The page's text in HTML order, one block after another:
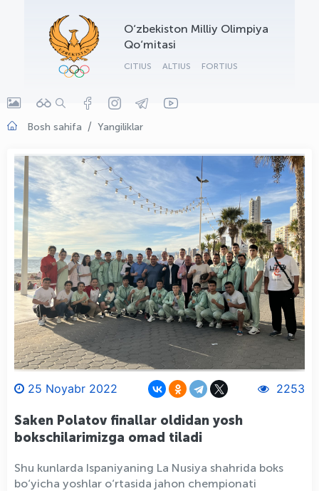
O‘zbekiston Milliy Olimpiya
Qo‘mitasi
CITIUS ALTIUS FORTIUS
Bosh sahifa Yangiliklar
25 Noyabr 2022 2253
Saken Polatov finallar oldidan yosh
bokschilarimizga omad tiladi
Shu kunlarda Ispaniyaning La Nusiya shahrida boks
bo‘yicha yoshlar o‘rtasida jahon chempionati
OLYMPCHIK AI - yordamchi
Onlayn · olympic.uz